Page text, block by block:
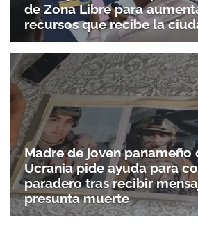
de Zona Libre para
recursos que recibe la
Madre de joven panameño
Ucrania pide ayuda para
paradero tras recibir
presunta muerte